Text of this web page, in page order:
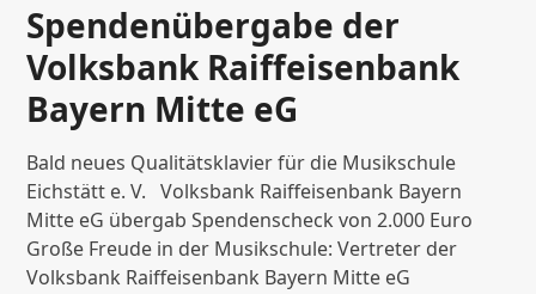
Spendenübergabe der
Volksbank Raiffeisenbank
Bayern Mitte eG
Bald neues Qualitätsklavier für die Musikschule
Eichstätt e. V. Volksbank Raiffeisenbank Bayern
Mitte eG übergab Spendenscheck von 2.000 Euro
Große Freude in der Musikschule: Vertreter der
Volksbank Raiffeisenbank Bayern Mitte eG